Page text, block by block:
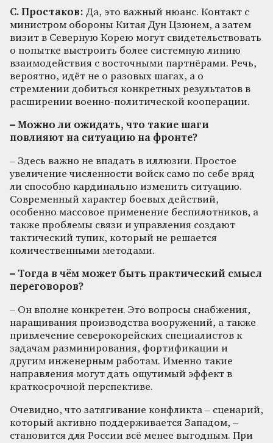
С. Простаков: Да, это важный нюанс. Контакт с
министром обороны Китая Дун Цзюнем, а затем
визит в Северную Корею могут свидетельствовать
о попытке выстроить более системную линию
взаимодействия с восточными партнёрами. Речь,
вероятно, идёт не о разовых шагах, а о
стремлении добиться конкретных результатов в
расширении военно-политической кооперации.
– Можно ли ожидать, что такие шаги
повлияют на ситуацию на фронте?
– Здесь важно не впадать в иллюзии. Простое
увеличение численности войск само по себе вряд
ли способно кардинально изменить ситуацию.
Современный характер боевых действий,
особенно массовое применение беспилотников, а
также проблемы связи и управления создают
тактический тупик, который не решается
количественными методами.
– Тогда в чём может быть практический смысл
переговоров?
– Он вполне конкретен. Это вопросы снабжения,
наращивания производства вооружений, а также
привлечение северокорейских специалистов к
задачам разминирования, фортификации и
другим инженерным работам. Именно такие
направления могут дать ощутимый эффект в
краткосрочной перспективе.
Очевидно, что затягивание конфликта – сценарий,
который активно поддерживается Западом, –
становится для России всё менее выгодным. При